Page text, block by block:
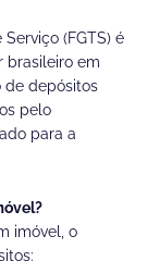
(FGTS) é
brasileiro em
de depósitos
pelo
para a
imóvel, o